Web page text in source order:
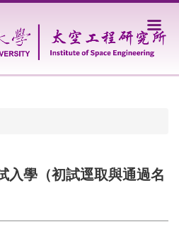
入學（初試逕取與通過名